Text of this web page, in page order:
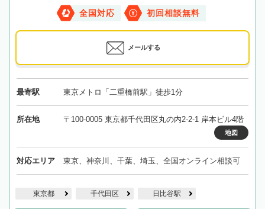
全国対応 初回相談無料
メールする
最寄駅 東京メトロ「二重橋前駅」徒歩1分
所在地 〒100-0005 東京都千代田区丸の内2-2-1 岸本ビル4階
地図
対応エリア 東京、神奈川、千葉、埼玉、全国オンライン相談可
東京都 千代田区 日比谷駅